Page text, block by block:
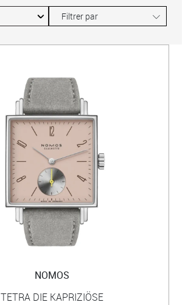
Filtrer par ∟
NOMOS
TETRA DIE KAPRIZIÖSE